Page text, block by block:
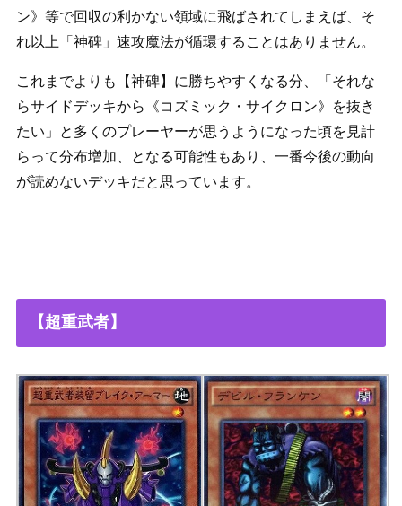
ン》等で回収の利かない領域に飛ばされてしまえば、そ
れ以上「神碑」速攻魔法が循環することはありません。
これまでよりも【神碑】に勝ちやすくなる分、「それな
らサイドデッキから《コズミック・サイクロン》を抜き
たい」と多くのプレーヤーが思うようになった頃を見計
らって分布増加、となる可能性もあり、一番今後の動向
が読めないデッキだと思っています。
【超重武者】